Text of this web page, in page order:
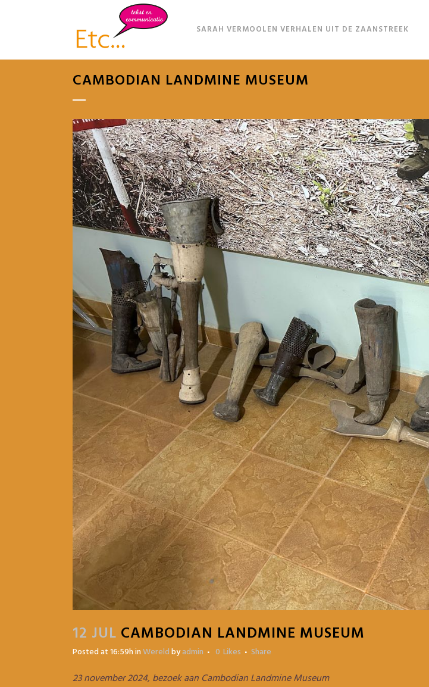
SARAH VERMOOLEN VERHALEN UIT DE ZAANSTREEK
CAMBODIAN LANDMINE MUSEUM
12 JUL CAMBODIAN LANDMINE MUSEUM
Posted at 16:59hinWereldbyadmin 0 Likes Share
23 november 2024, bezoek aan Cambodian Landmine Museum